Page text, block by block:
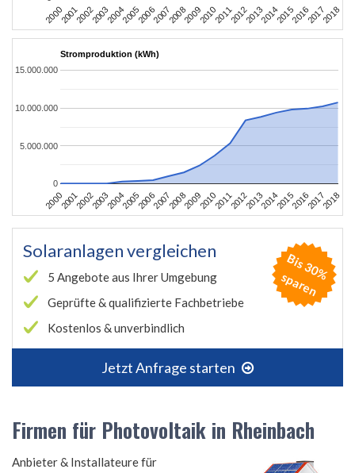
2000200120022003200420052006200720082009201020112012201320142015201620172018
Stromproduktion (kWh)
2000200120022003200420052006200720082009201020112012201320142015201620172018
0
5.000.000
10.000.000
15.000.000
Solaranlagen vergleichen
5 Angebote aus Ihrer Umgebung
Geprüfte & qualifizierte Fachbetriebe
Kostenlos & unverbindlich
Jetzt Anfrage starten
B
is
3
0
%
s
p
a
r
e
n
Firmen für Photovoltaik in Rheinbach
Anbieter & Installateure für